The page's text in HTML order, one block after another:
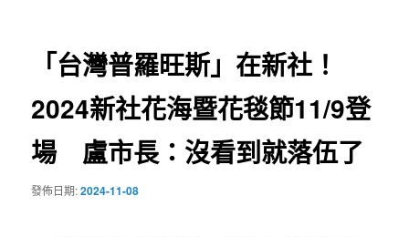
「台灣普羅旺斯」在新社！
2024新社花海暨花毯節11/9登
場 盧市長：沒看到就落伍了
發佈日期:2024-11-08